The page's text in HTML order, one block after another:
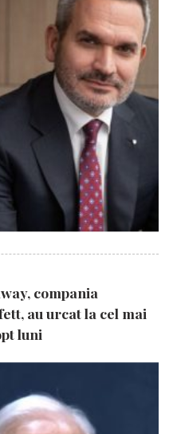
compania
au urcat la cel mai
luni